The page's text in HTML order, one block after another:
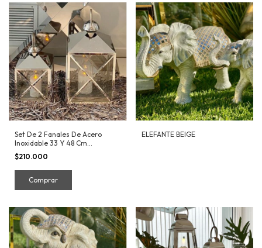
Set De 2 Fanales De Acero
Inoxidable 33 Y 48 Cm
INTERIROR Y EXTERIOR
$210.000
ELEFANTE BEIGE